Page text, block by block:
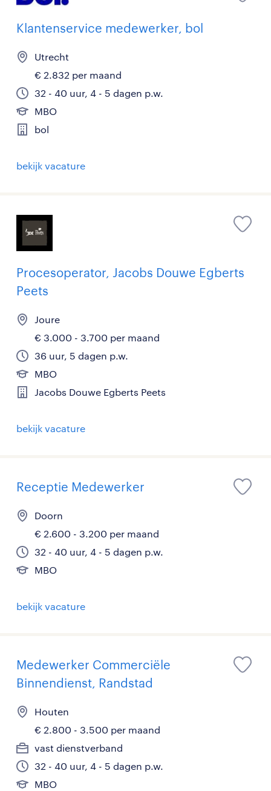
Klantenservice medewerker, bol
Utrecht
€ 2.832 per maand
32 - 40 uur, 4 - 5 dagen p.w.
MBO
bol
bekijk vacature
Procesoperator, Jacobs Douwe Egberts
Peets
Joure
€ 3.000 - 3.700 per maand
36 uur, 5 dagen p.w.
MBO
Jacobs Douwe Egberts Peets
bekijk vacature
Receptie Medewerker
Doorn
€ 2.600 - 3.200 per maand
32 - 40 uur, 4 - 5 dagen p.w.
MBO
bekijk vacature
Medewerker Commerciële
Binnendienst, Randstad
Houten
€ 2.800 - 3.500 per maand
vast dienstverband
32 - 40 uur, 4 - 5 dagen p.w.
MBO